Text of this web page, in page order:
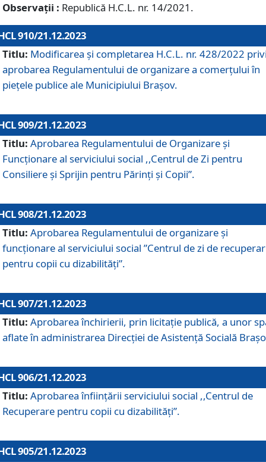
Observații : Republică H.C.L. nr. 14/2021.
910/21.12.2023
Titlu: Modificarea și completarea H.C.L. nr. 428/2022
aprobarea Regulamentului de organizare a comerțului în
piețele publice ale Municipiului Braşov.
909/21.12.2023
Titlu: Aprobarea Regulamentului de Organizare și
Funcționare al serviciului social ,,Centrul de Zi pentru
Consiliere şi Sprijin pentru Părinţi şi Copii”.
908/21.12.2023
Titlu: Aprobarea Regulamentului de organizare şi
funcţionare al serviciului social ”Centrul de zi de
pentru copii cu dizabilități”.
907/21.12.2023
Titlu: Aprobarea închirierii, prin licitație publică, a unor
aflate în administrarea Direcției de Asistență Socială
906/21.12.2023
Titlu: Aprobarea înființării serviciului social ,,Centrul de
Recuperare pentru copii cu dizabilități”.
905/21.12.2023